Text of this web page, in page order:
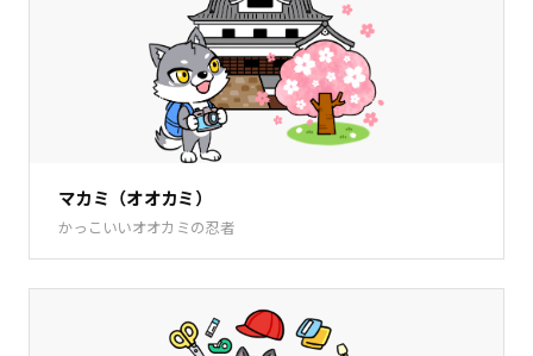
マカミ（オオカミ）
かっこいいオオカミの忍者